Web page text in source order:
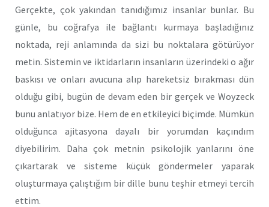
Gerçekte, çok yakından tanıdığımız insanlar bunlar. Bu
günle, bu coğrafya ile bağlantı kurmaya başladığınız
noktada, reji anlamında da sizi bu noktalara götürüyor
metin. Sistemin ve iktidarların insanların üzerindeki o ağır
baskısı ve onları avucuna alıp hareketsiz bırakması dün
olduğu gibi, bugün de devam eden bir gerçek ve Woyzeck
bunu anlatıyor bize. Hem de en etkileyici biçimde. Mümkün
olduğunca ajitasyona dayalı bir yorumdan kaçındım
diyebilirim. Daha çok metnin psikolojik yanlarını öne
çıkartarak ve sisteme küçük göndermeler yaparak
oluşturmaya çalıştığım bir dille bunu teşhir etmeyi tercih
ettim.